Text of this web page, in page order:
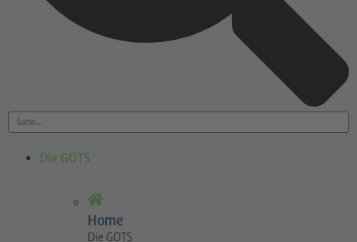
Die GOTS
Home
Die GOTS